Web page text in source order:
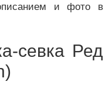
и фото в
севка Ред